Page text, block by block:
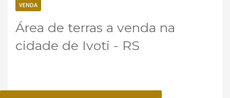
VENDA
Área de terras a venda na
cidade de Ivoti - RS